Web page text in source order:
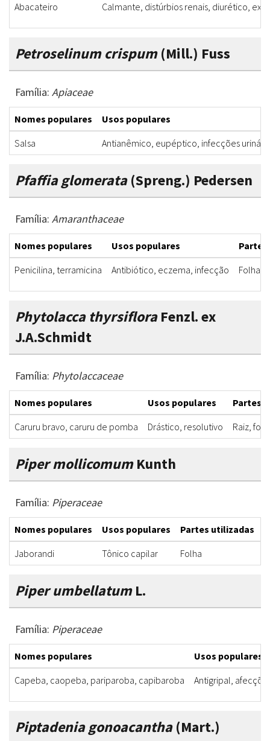
Abacateiro
Calmante, distúrbios renais, diurético,
Petroselinum crispum(Mill.) Fuss
Família: Apiaceae
Nomes populares
Usos populares
Salsa
Antianêmico, eupéptico, infecções
Pfaffia glomerata(Spreng.) Pedersen
Família: Amaranthaceae
Nomes populares Usos populares
Penicilina, terramicina
Antibiótico, eczema, infecção Folha
Phytolacca thyrsifloraFenzl. ex
J.A.Schmidt
Família: Phytolaccaceae
Nomes populares Usos populares
Partes
Caruru bravo, caruru de pomba
Drástico, resolutivo Raiz,
Piper mollicomumKunth
Família: Piperaceae
Nomes populares Usos populares Partes utilizadas
Jaborandi
Tônico capilar Folha
Piper umbellatumL.
Família: Piperaceae
Nomes populares
Usos populares
Capeba, caopeba, pariparoba, capibaroba
Antigripal,
Piptadenia gonoacantha(Mart.)